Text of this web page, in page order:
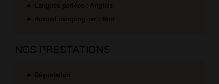
Langues parlées : Anglais
Accueil camping car : Non
NOS PRESTATIONS
Dégustation